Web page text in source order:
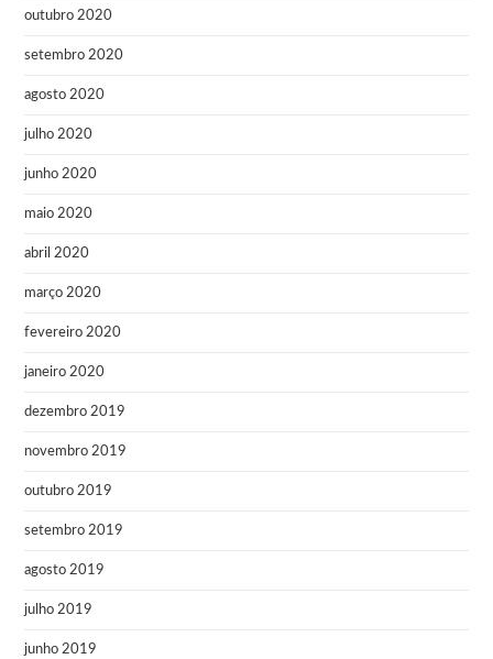
outubro 2020
setembro 2020
agosto 2020
julho 2020
junho 2020
maio 2020
abril 2020
março 2020
fevereiro 2020
janeiro 2020
dezembro 2019
novembro 2019
outubro 2019
setembro 2019
agosto 2019
julho 2019
junho 2019